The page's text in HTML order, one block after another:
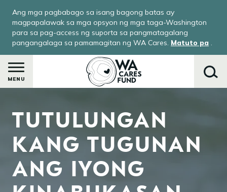
main
content
Ang mga pagbabago sa isang bagong batas ay
magpapalawak sa mga opsyon ng mga taga-Washington
para sa pag-access ng suporta sa pangmatagalang
pangangalaga sa pamamagitan ng WA Cares. Matuto pa .
MENU
Maghanap
TUTULUNGAN
KANG TUGUNAN
ANG IYONG